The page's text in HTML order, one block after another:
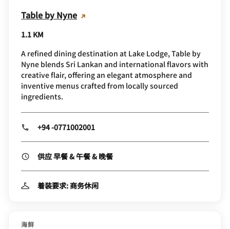
Table by Nyne
1.1 KM
A refined dining destination at Lake Lodge, Table by
Nyne blends Sri Lankan and international flavors with
creative flair, offering an elegant atmosphere and
inventive menus crafted from locally sourced
ingredients.
+94 -0771002001
供应 早餐 & 午餐 & 晚餐
着装要求: 商务休闲
海鲜